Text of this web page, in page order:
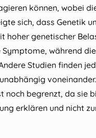
können, wobei
sich, dass Genetik
hoher genetischer
während
Studien finden
noch begrenzt, da sie
erklären und nicht